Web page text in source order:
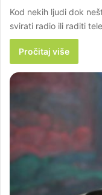
Kod nekih ljudi dok
svirati radio ili raditi
Pročitaj više